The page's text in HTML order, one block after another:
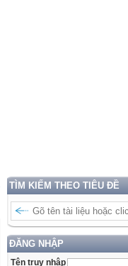
TÌM KIẾM THEO TIÊU ĐỀ
ĐĂNG NHẬP
Tên truy nhập